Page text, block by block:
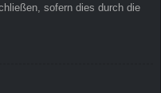
sofern dies durch die